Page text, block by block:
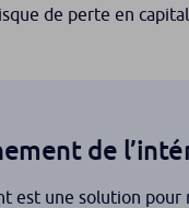
de perte en capital.
de
est une solution